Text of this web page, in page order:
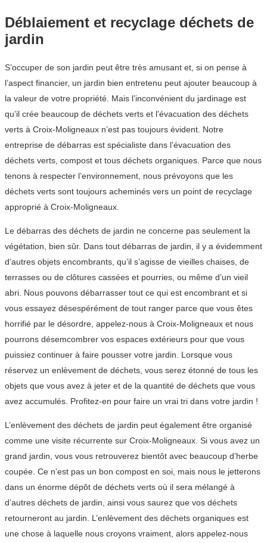
Déblaiement et recyclage déchets de
jardin
S’occuper de son jardin peut être très amusant et, si on pense à
l’aspect financier, un jardin bien entretenu peut ajouter beaucoup à
la valeur de votre propriété. Mais l’inconvénient du jardinage est
qu’il crée beaucoup de déchets verts et l’évacuation des déchets
verts à Croix-Moligneaux n’est pas toujours évident. Notre
entreprise de débarras est spécialiste dans l’évacuation des
déchets verts, compost et tous déchets organiques. Parce que nous
tenons à respecter l’environnement, nous prévoyons que les
déchets verts sont toujours acheminés vers un point de recyclage
approprié à Croix-Moligneaux.
Le débarras des déchets de jardin ne concerne pas seulement la
végétation, bien sûr. Dans tout débarras de jardin, il y a évidemment
d’autres objets encombrants, qu’il s’agisse de vieilles chaises, de
terrasses ou de clôtures cassées et pourries, ou même d’un vieil
abri. Nous pouvons débarrasser tout ce qui est encombrant et si
vous essayez désespérément de tout ranger parce que vous êtes
horrifié par le désordre, appelez-nous à Croix-Moligneaux et nous
pourrons désemcombrer vos espaces extérieurs pour que vous
puissiez continuer à faire pousser votre jardin. Lorsque vous
réservez un enlèvement de déchets, vous serez étonné de tous les
objets que vous avez à jeter et de la quantité de déchets que vous
avez accumulés. Profitez-en pour faire un vrai tri dans votre jardin !
L’enlèvement des déchets de jardin peut également être organisé
comme une visite récurrente sur Croix-Moligneaux. Si vous avez un
grand jardin, vous vous retrouverez bientôt avec beaucoup d’herbe
coupée. Ce n’est pas un bon compost en soi, mais nous le jetterons
dans un énorme dépôt de déchets verts où il sera mélangé à
d’autres déchets de jardin, ainsi vous saurez que vos déchets
retourneront au jardin. L’enlèvement des déchets organiques est
une chose à laquelle nous croyons vraiment, alors appelez-nous